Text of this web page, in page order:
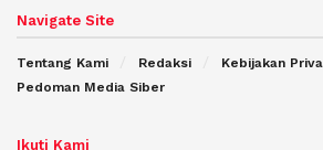
Navigate Site
Tentang Kami Redaksi
Kebijakan
Pedoman Media Siber
Ikuti Kami